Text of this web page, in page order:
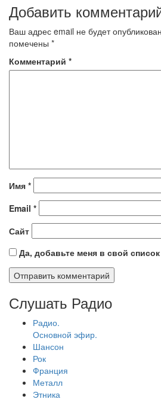
Добавить
Ваш адрес email не будет
помечены *
Комментарий *
Имя *
Email *
Сайт
Да, добавьте меня в свой
Слушать Радио
Радио.
Основной эфир.
Шансон
Рок
Франция
Металл
Этника